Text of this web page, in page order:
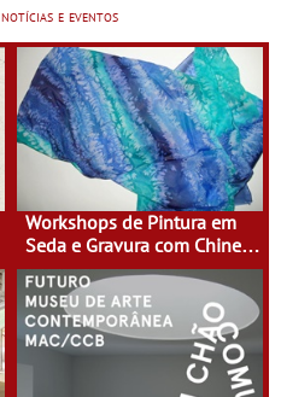
notícias e eventos
Workshops de Pintura em
Seda e Gravura com Chine
Collé no Museu do Oriente